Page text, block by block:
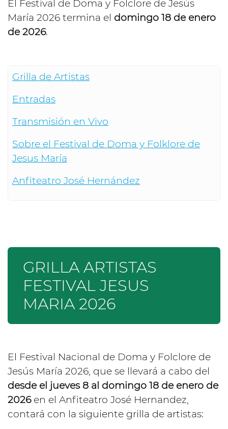
El Festival de Doma y Folclore de Jesús
María 2026 termina el domingo 18 de enero
de 2026.
Grilla de Artistas
Entradas
Transmisión en Vivo
Sobre el Festival de Doma y Folklore de
Jesus María
Anfiteatro José Hernández
GRILLA ARTISTAS
FESTIVAL JESUS
MARIA 2026
El Festival Nacional de Doma y Folclore de
Jesús María 2026, que se llevará a cabo del
desde el jueves 8 al domingo 18 de enero de
2026en el Anfiteatro José Hernandez,
contará con la siguiente grilla de artistas: